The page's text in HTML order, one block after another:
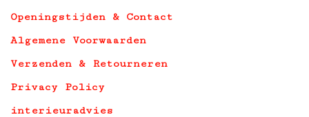
Openingstijden & Contact
Algemene Voorwaarden
Verzenden & Retourneren
Privacy Policy
interieuradvies